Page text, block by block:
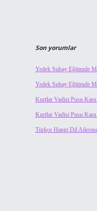
Son yorumlar
Yedek Subay Eğitimde
Yedek Subay Eğitimde
Kurtlar Vadisi Pusu Kara
Kurtlar Vadisi Pusu Kara
Türkçe Hangi Dil